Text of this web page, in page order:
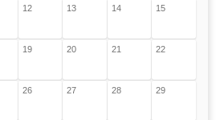
12 13 14 15
19 20 21 22
26 27 28 29